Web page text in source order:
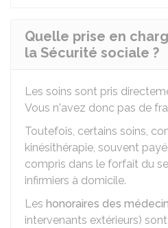
Quelle prise en
la Sécurité sociale ?
Les soins sont pris
Vous n'avez donc pas de
Toutefois, certains soins,
kinésithérapie, souvent
compris dans le forfait du
infirmiers à domicile.
Les honoraires des
intervenants extérieurs)